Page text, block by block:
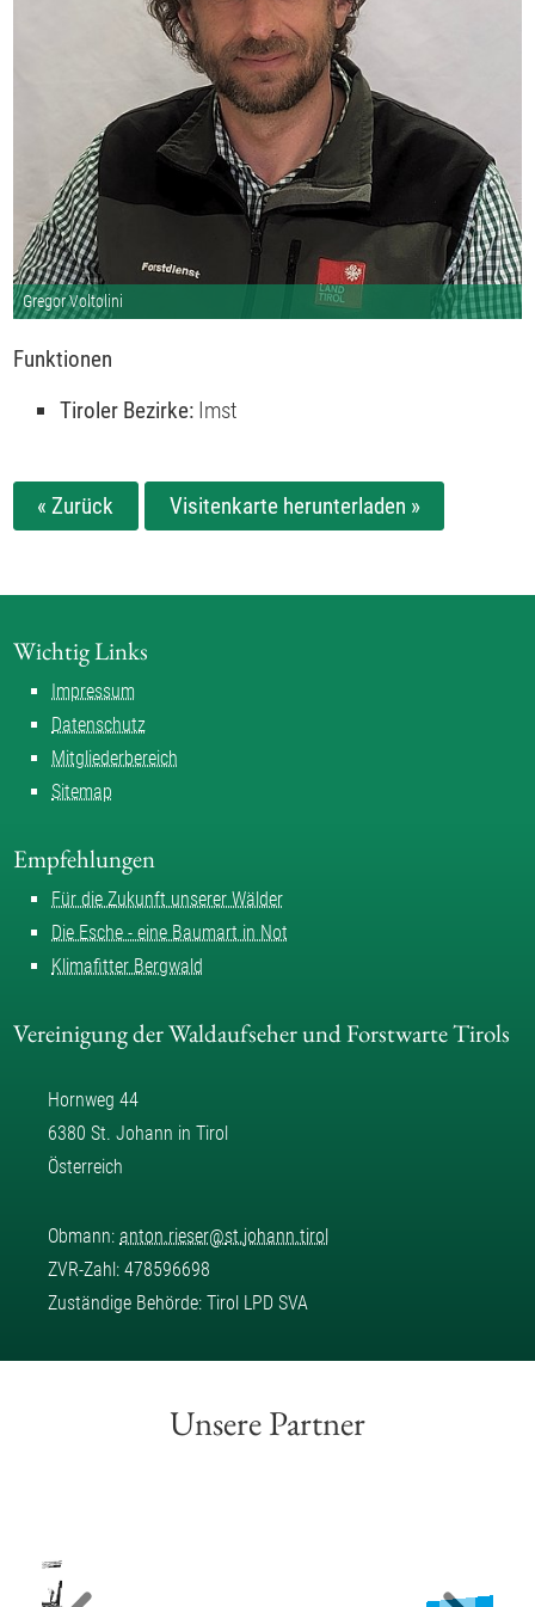
Gregor Voltolini
Funktionen
Tiroler Bezirke:Imst
« Zurück Visitenkarte herunterladen »
Wichtig Links
Impressum
Datenschutz
Mitgliederbereich
Sitemap
Empfehlungen
Für die Zukunft unserer Wälder
Die Esche - eine Baumart in Not
Klimafitter Bergwald
Vereinigung der Waldaufseher und Forstwarte Tirols
Hornweg 44
6380 St. Johann in Tirol
Österreich
Obmann: anton.rieser@st.johann.tirol
ZVR-Zahl: 478596698
Zuständige Behörde: Tirol LPD SVA
Unsere Partner